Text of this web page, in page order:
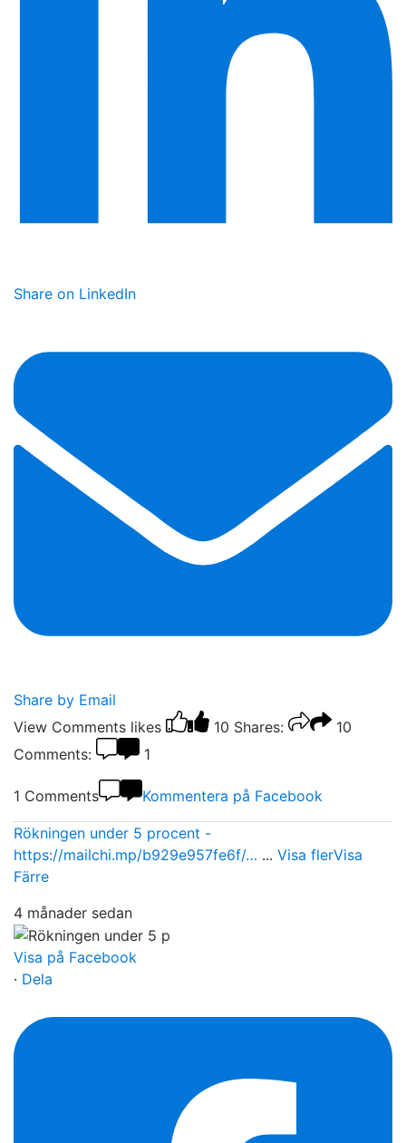
Share on LinkedIn
Share by Email
View Comments likes 10 Shares:
10
Comments:
1
1 Comments Kommentera på Facebook
Rökningen under 5 procent -
https://mailchi.mp/b929e957fe6f/… ... Visa flerVisa
Färre
4 månader sedan
Visa på Facebook
· Dela